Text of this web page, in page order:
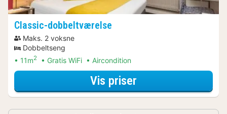
Classic-dobbeltværelse
Maks. 2 voksne
Dobbeltseng
11m2 Gratis WiFi Aircondition
Vis priser